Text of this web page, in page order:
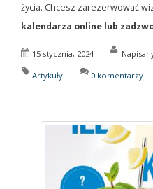
życia. Chcesz zarezerwować
kalendarza online lub
15 stycznia, 2024
Artykuły 0 komentarzy